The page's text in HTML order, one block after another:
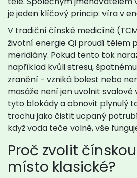
je jeden klíčový princip: víra v
V tradiční čínské medicíně
životní energie Qi proudí tělem
meridiány. Pokud tento tok
například kvůli stresu,
zranění - vzniká bolest nebo
masáže není jen uvolnit
tyto blokády a obnovit plynulý
trochu jako čistit ucpaný
když voda teče volně, vše
Proč zvolit
místo klasické?